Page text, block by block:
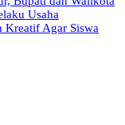
Usaha
Kreatif Agar Siswa